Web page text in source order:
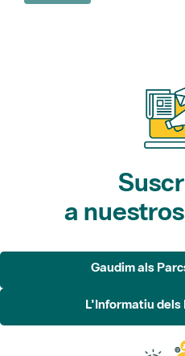
a
Gaudim als
L'Informatiu